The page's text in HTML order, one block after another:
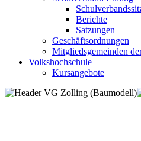
Berichte
Satzungen
Geschäftsordnungen
Mitgliedsgemeinden
Volkshochschule
Kursangebote